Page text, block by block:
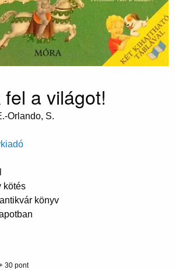
a világot!
Orlando, S.
kötés
könyv
30